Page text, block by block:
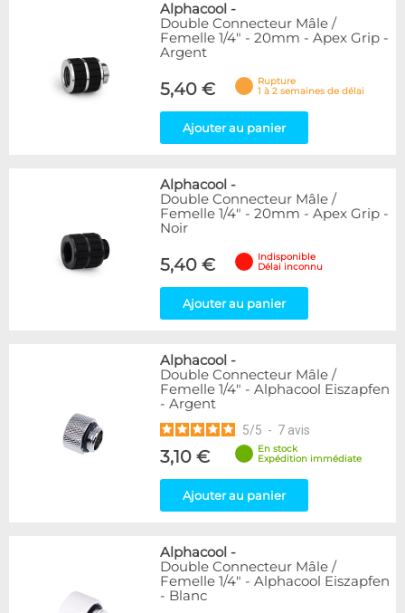
Alphacool -
Double Connecteur Mâle /
Femelle 1/4" - 20mm - Apex Grip -
Argent
5,40 €
Rupture
1 à 2 semaines de délai
Ajouter au panier
Alphacool -
Double Connecteur Mâle /
Femelle 1/4" - 20mm - Apex Grip -
Noir
5,40 €
Indisponible
Délai inconnu
Ajouter au panier
Alphacool -
Double Connecteur Mâle /
Femelle 1/4" - Alphacool Eiszapfen
- Argent
5/5 - 7 avis
3,10 €
En stock
Expédition immédiate
Ajouter au panier
Alphacool -
Double Connecteur Mâle /
Femelle 1/4" - Alphacool Eiszapfen
- Blanc